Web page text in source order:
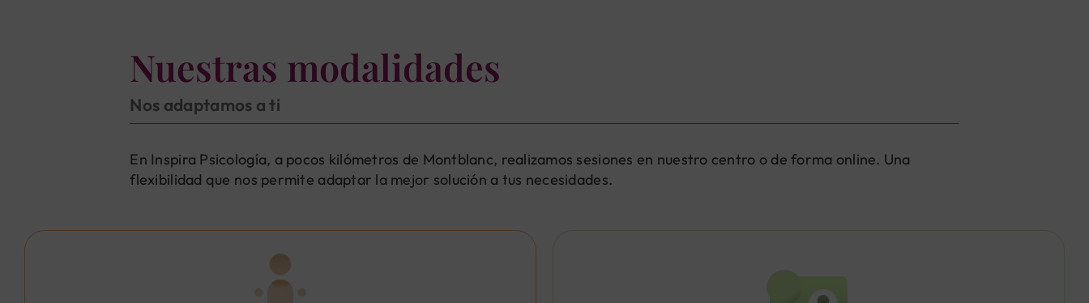
Nuestras modalidades
Nos adaptamos a ti
En Inspira Psicología, a pocos kilómetros de Montblanc, realizamos sesiones en nuestro centro o de forma online. Una
flexibilidad que nos permite adaptar la mejor solución a tus necesidades.